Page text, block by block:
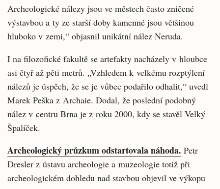
Archeologické nálezy jsou ve městech často zničené
výstavbou a ty ze starší doby kamenné jsou většinou
hluboko v zemi,“ objasnil unikátní nález Neruda.
I na filozofické fakultě se artefakty nacházely v hloubce
asi čtyř až pěti metrů. „Vzhledem k velkému rozptýlení
nálezů je úspěch, že se je vůbec podařilo odhalit,“ uvedl
Marek Peška z Archaie. Dodal, že poslední podobný
nález v centru Brna je z roku 2000, kdy se stavěl Velký
Špalíček.
Archeologický průzkum odstartovala náhoda. Petr
Dresler z ústavu archeologie a muzeologie totiž při
archeologickém dohledu nad stavbou objevil ve výkopu